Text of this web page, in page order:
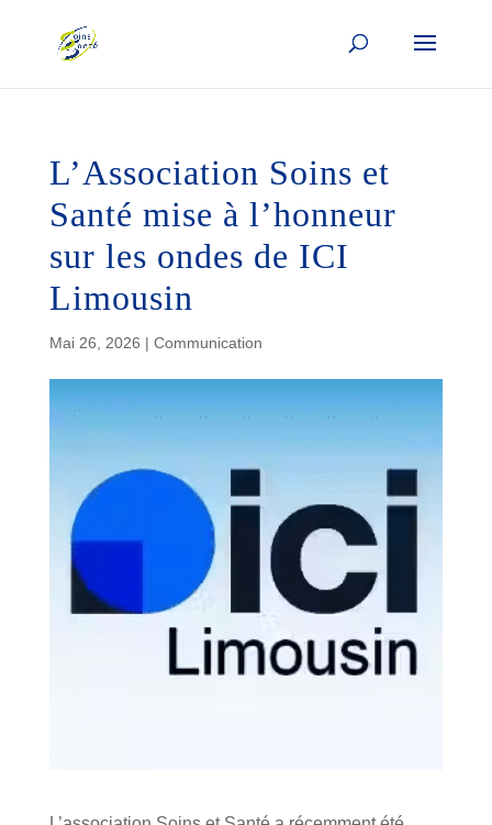
L’Association Soins et
Santé mise à l’honneur
sur les ondes de ICI
Limousin
Mai 26, 2026 | Communication